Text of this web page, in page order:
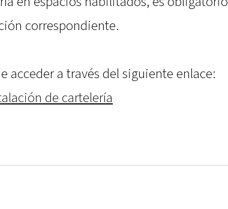
correspondiente.
acceder a través del siguiente enlace:
de cartelería